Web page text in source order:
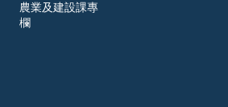
農業及建設課專
欄